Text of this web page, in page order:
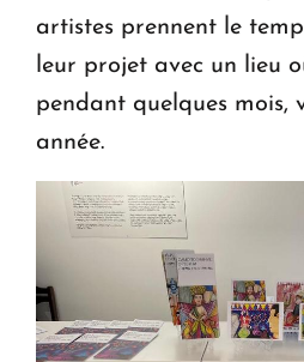
artistes prennent le
leur projet avec un lieu
pendant quelques mois,
année.